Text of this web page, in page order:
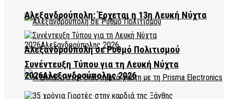
Αλεξανδρούπολη σε Ρυθμό Πολιτισμού
Αλεξανδρούπολη: Έρχεται η 13η Λευκή Νύχτα
Συνέντευξη Τύπου για τη Λευκή Νύχτα
2026Αλεξανδρούπολης 2026